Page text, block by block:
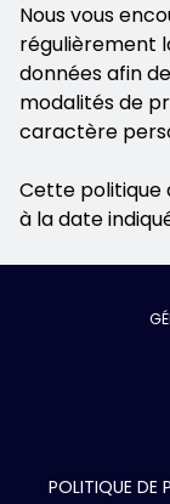
Nous vous
régulièrement
données afin
modalités de
caractère
Cette politique
à la date
POLITIQUE DE